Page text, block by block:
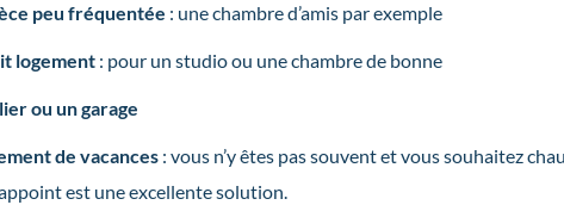
peu fréquentée : une chambre d’amis par exemple
logement : pour un studio ou une chambre de bonne
ou un garage
de vacances : vous n’y êtes pas souvent et vous souhaitez
est une excellente solution.